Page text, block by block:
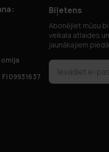
Biļetens
Abonējiet mūsu
veikala atlaides
jaunākajiem